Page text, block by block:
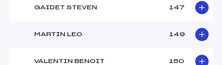
GAIDET STEVEN 147
MARTIN LEO 149
VALENTIN BENOIT 150